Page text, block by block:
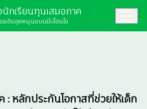
กเรียนทุนเสมอภาค
รเงินอุดหนุนแบบมีเงื่อนไข
: หลักประกันโอกาสที่ช่วยให้เด็ก